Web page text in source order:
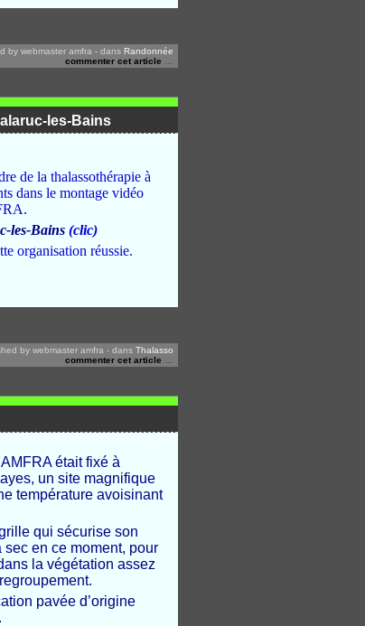
by webmaster amfra - dans Randonnée
commenter cet article
les-Bains
de la thalassothérapie à
dans le montage vidéo
les-Bains(clic)
organisation réussie.
by webmaster amfra - dans Thalasso
commenter cet article
étaitfixé à
ayes, un site magnifique
température avoisinant
qui sécurise son
en ce moment, pour
la végétation assez
pavée d’origine